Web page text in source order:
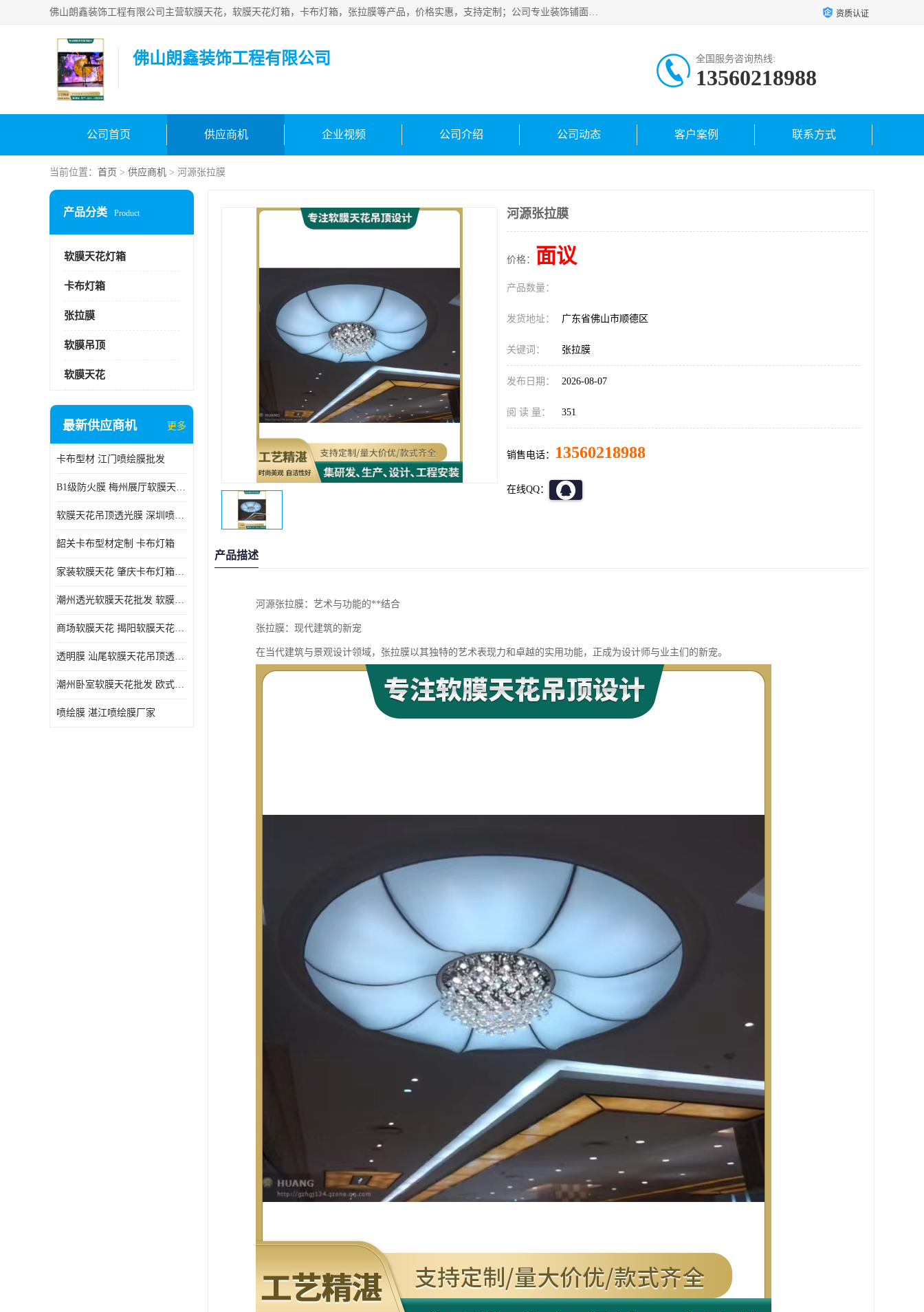
佛山朗鑫装饰工程有限公司主营软膜天花，软膜天花灯箱，卡布灯箱，张拉膜等产品，价格实惠，支持定制；公司专业装饰铺面，家居，会展特装，软膜等工程，技能精良人员，安装快、价格合理，质量保证、热诚与各方有识人士合作，欢迎新老客户来电咨询。 资质认证
佛山朗鑫装饰工程有限公司 全国服务咨询热线:
13560218988
公司首页 供应商机 企业视频 公司介绍 公司动态 客户案例 联系方式
当前位置： 首页 > 供应商机 > 河源张拉膜
产品分类 Product
软膜天花灯箱
卡布灯箱
张拉膜
软膜吊顶
软膜天花
最新供应商机 更多
卡布型材 江门喷绘膜批发
B1级防火膜 梅州展厅软膜天花批发
软膜天花吊顶透光膜 深圳喷绘膜批发
韶关卡布型材定制 卡布灯箱
家装软膜天花 肇庆卡布灯箱批发
潮州透光软膜天花批发 软膜天花
商场软膜天花 揭阳软膜天花吊顶透光膜批发
透明膜 汕尾软膜天花吊顶透光膜定制
潮州卧室软膜天花批发 欧式软膜天花
喷绘膜 湛江喷绘膜厂家
河源张拉膜
价格： 面议
产品数量：
发货地址： 广东省佛山市顺德区
关键词： 张拉膜
发布日期： 2026-08-07
阅 读 量： 351
销售电话： 13560218988
在线QQ：
产品描述
河源张拉膜：艺术与功能的**结合
张拉膜：现代建筑的新宠
在当代建筑与景观设计领域，张拉膜以其独特的艺术表现力和卓越的实用功能，正成为设计师与业主们的新宠。